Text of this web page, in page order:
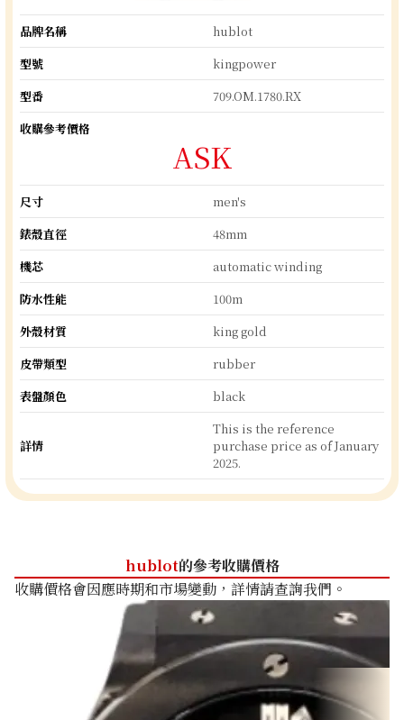
品牌名稱
hublot
型號
kingpower
型番
709.OM.1780.RX
收購參考價格
ASK
尺寸
men's
錶殼直徑
48mm
機芯
automatic winding
防水性能
100m
外殼材質
king gold
皮帶類型
rubber
表盤顏色
black
詳情
This is the reference
purchase price as of January
2025.
hublot的參考收購價格
收購價格會因應時期和市場變動，詳情請查詢我們。